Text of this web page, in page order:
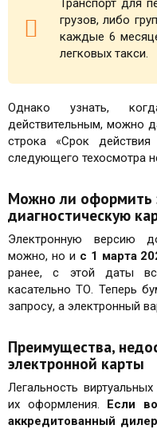
Транспорт для
грузов, либо
каждые 6
легковых такси.
Однако узнать,
действительным, можно
строка «Срок
следующего техосмотра
Можно ли оформить
диагностическую
Электронную версию
можно, но и с 1 марта
ранее, с этой даты
касательно ТО. Теперь
запросу, а электронный
Преимущества,
электронной карты
Легальность
их оформления. Если
аккредитованный